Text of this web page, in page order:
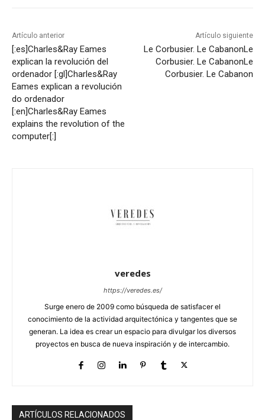
Artículo anterior
[:es]Charles&Ray Eames
explican la revolución del
ordenador [:gl]Charles&Ray
Eames explican a revolución
do ordenador
[:en]Charles&Ray Eames
explains the revolution of the
computer[:]
Artículo siguiente
Le Corbusier. Le CabanonLe
Corbusier. Le CabanonLe
Corbusier. Le Cabanon
veredes
https://veredes.es/
Surge enero de 2009 como búsqueda de satisfacer el
conocimiento de la actividad arquitectónica y tangentes que se
generan. La idea es crear un espacio para divulgar los diversos
proyectos en busca de nueva inspiración y de intercambio.
ARTÍCULOS RELACIONADOS